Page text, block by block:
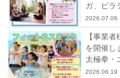
ガ、ピラ
2026.07.06
【事業
を開催し
太極拳・
2026.06.19